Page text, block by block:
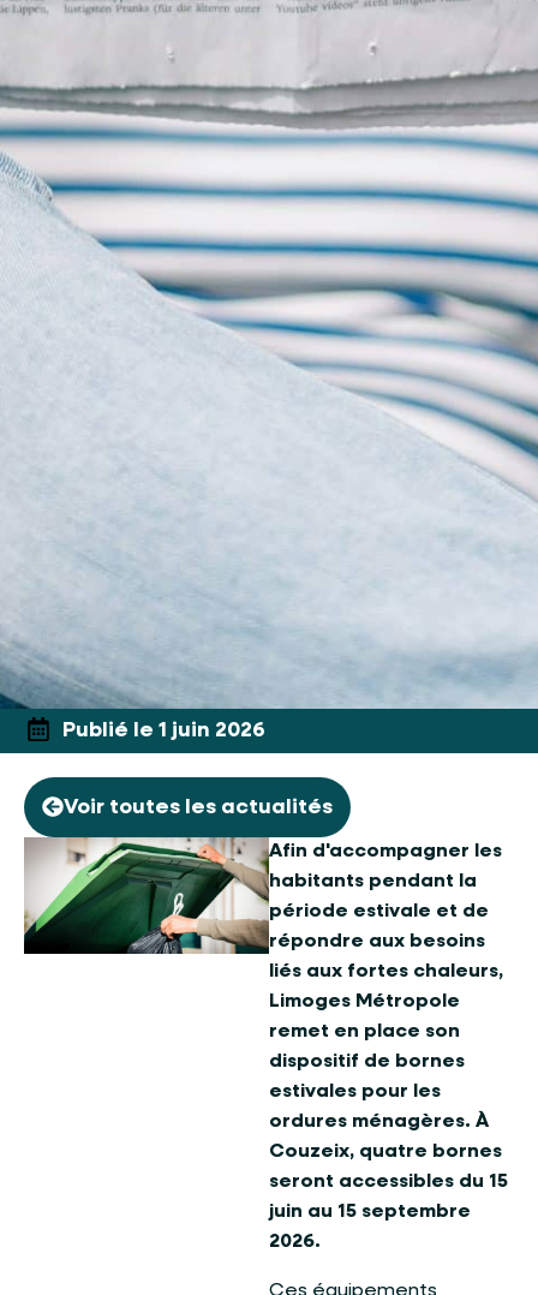
Publié le 1 juin 2026
Voir toutes les actualités
Afin d'accompagner les
habitants pendant la
période estivale et de
répondre aux besoins
liés aux fortes chaleurs,
Limoges Métropole
remet en place son
dispositif de bornes
estivales pour les
ordures ménagères. À
Couzeix, quatre bornes
seront accessibles du 15
juin au 15 septembre
2026.
Ces équipements